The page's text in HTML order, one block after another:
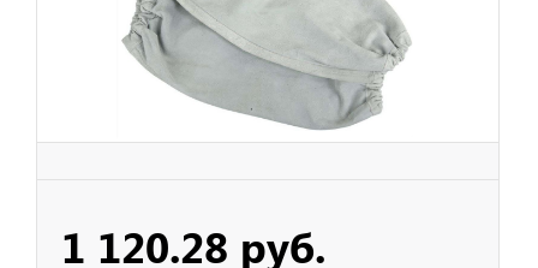
защиты от
1 120.28 руб.